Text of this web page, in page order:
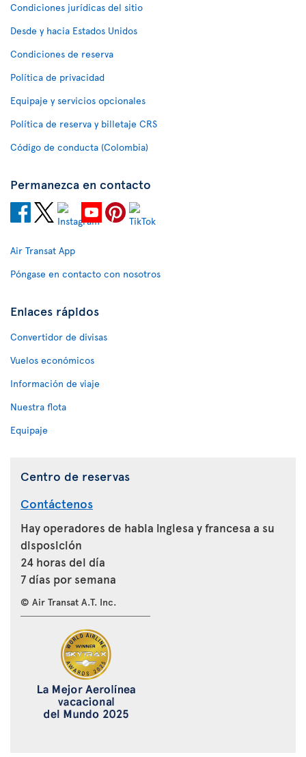
Condiciones jurídicas del sitio
Desde y hacia Estados Unidos
Condiciones de reserva
Política de privacidad
Equipaje y servicios opcionales
Política de reserva y billetaje CRS
Código de conducta (Colombia)
Permanezca en contacto
Air Transat App
Póngase en contacto con nosotros
Enlaces rápidos
Convertidor de divisas
Vuelos económicos
Información de viaje
Nuestra flota
Equipaje
Centro de reservas
Contáctenos
Hay operadores de habla inglesa y francesa a su
disposición
24 horas del día
7 días por semana
© Air Transat A.T. Inc.